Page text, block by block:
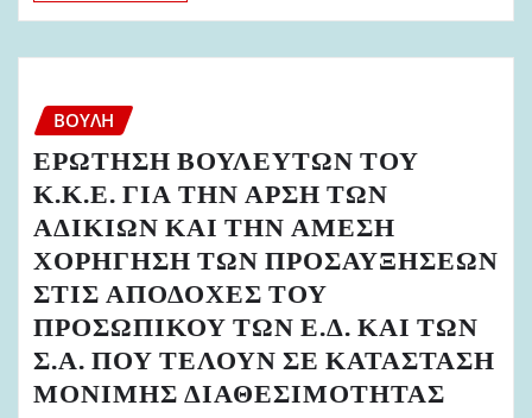
ΒΟΥΛΉ
ΕΡΩΤΗΣΗ ΒΟΥΛΕΥΤΩΝ ΤΟΥ
Κ.Κ.Ε. ΓΙΑ ΤΗΝ ΑΡΣΗ ΤΩΝ
ΑΔΙΚΙΩΝ ΚΑΙ ΤΗΝ ΑΜΕΣΗ
ΧΟΡΗΓΗΣΗ ΤΩΝ ΠΡΟΣΑΥΞΗΣΕΩΝ
ΣΤΙΣ ΑΠΟΔΟΧΕΣ ΤΟΥ
ΠΡΟΣΩΠΙΚΟΥ ΤΩΝ Ε.Δ. ΚΑΙ ΤΩΝ
Σ.Α. ΠΟΥ ΤΕΛΟΥΝ ΣΕ ΚΑΤΑΣΤΑΣΗ
ΜΟΝΙΜΗΣ ΔΙΑΘΕΣΙΜΟΤΗΤΑΣ